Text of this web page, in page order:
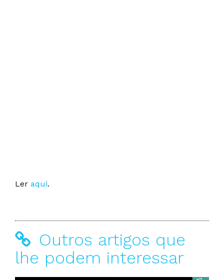
Ler aqui.
Outros artigos que
lhe podem interessar